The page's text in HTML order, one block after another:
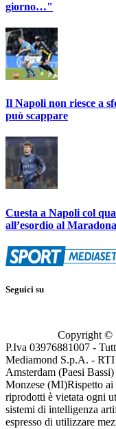
giorno…"
Il Napoli non riesce a
può scappare
Cuesta a Napoli col
all’esordio al
Seguici su
Copyright ©
P.Iva 03976881007 -
Mediamond S.p.A. -
Amsterdam (Paesi
Monzese (MI)Rispetto ai
riprodotti è vietata ogni
sistemi di intelligenza
espresso di utilizzare